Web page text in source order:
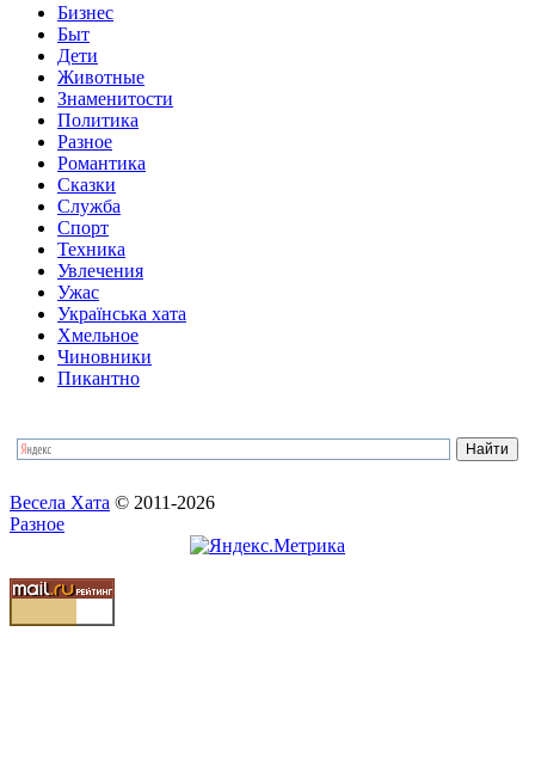
Бизнес
Быт
Дети
Животные
Знаменитости
Политика
Разное
Романтика
Сказки
Служба
Спорт
Техника
Увлечения
Ужас
Українська хата
Хмельное
Чиновники
Пикантно
Весела Хата © 2011-2026
Разное